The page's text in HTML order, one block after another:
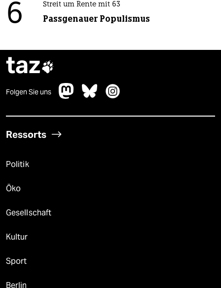
6 Streit um Rente mit 63
Passgenauer Populismus
taz
Folgen Sie uns
Ressorts
Politik
Öko
Gesellschaft
Kultur
Sport
Berlin